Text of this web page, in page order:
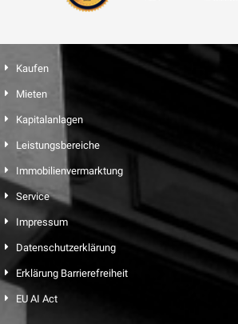
Kaufen
Mieten
Kapitalanlagen
Leistungsbereiche
Immobilienvermarktung
Service
Impressum
Datenschutzerklärung
Erklärung Barrierefreiheit
EU AI Act